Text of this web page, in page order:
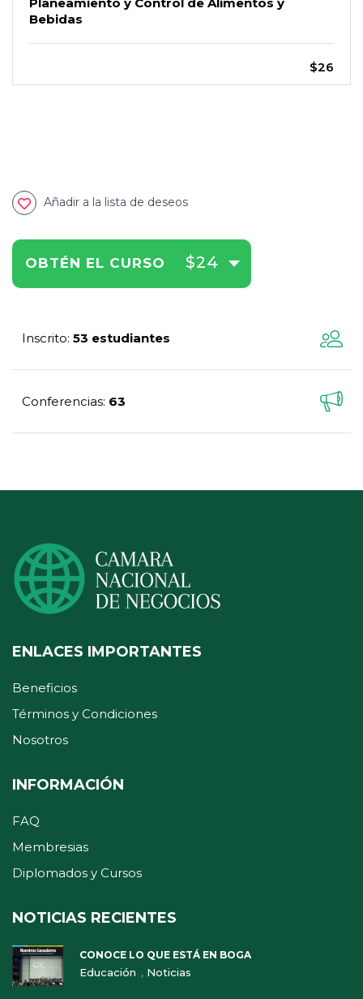
Bebidas
$26
Añadir a la lista de deseos
OBTÉN EL CURSO $24
Inscrito: 53 estudiantes
Conferencias: 63
ENLACES IMPORTANTES
Beneficios
Términos y Condiciones
Nosotros
INFORMACIÓN
FAQ
Membresias
Diplomados y Cursos
NOTICIAS RECIENTES
CONOCE LO QUE ESTÁ EN BOGA
Educación , Noticias